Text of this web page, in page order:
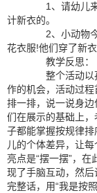
1、请幼儿来
计新衣的。
2、小动物今
花衣服!他们穿了新
教学反思：
整个活动以孩
作的机会，活动过
排一排，说一说身
们在展示的基础上
子都能掌握按规律
儿的个体差异，让
亮点是“摆一摆”，
现了手脑互动，然
完整话，用“我是按